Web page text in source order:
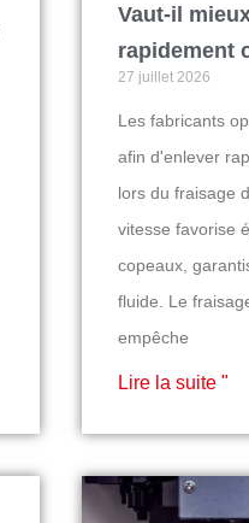
Vaut-il
rapidement
27 juillet 2026
Les fabricants
afin d'enlever
lors du fraisage
vitesse favorise
copeaux,
fluide. Le
empêche
Lire la suite "